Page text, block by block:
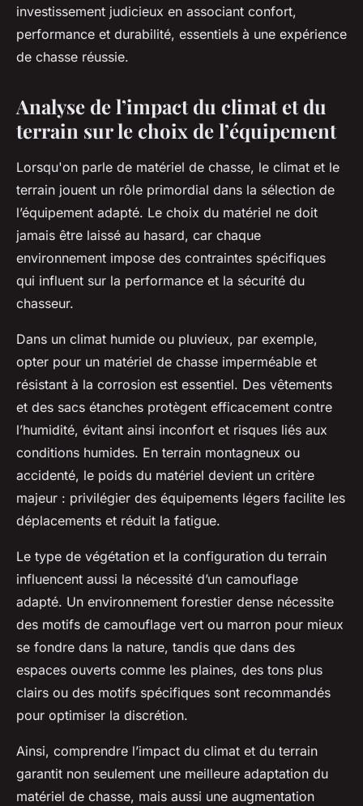
investissement judicieux en associant confort,
performance et durabilité, essentiels à une expérience
de chasse réussie.
Analyse de l’impact du climat et du
terrain sur le choix de l’équipement
Lorsqu'on parle de matériel de chasse, le climat et le
terrain jouent un rôle primordial dans la sélection de
l’équipement adapté. Le choix du matériel ne doit
jamais être laissé au hasard, car chaque
environnement impose des contraintes spécifiques
qui influent sur la performance et la sécurité du
chasseur.
Dans un climat humide ou pluvieux, par exemple,
opter pour un matériel de chasse imperméable et
résistant à la corrosion est essentiel. Des vêtements
et des sacs étanches protègent efficacement contre
l’humidité, évitant ainsi inconfort et risques liés aux
conditions humides. En terrain montagneux ou
accidenté, le poids du matériel devient un critère
majeur : privilégier des équipements légers facilite les
déplacements et réduit la fatigue.
Le type de végétation et la configuration du terrain
influencent aussi la nécessité d’un camouflage
adapté. Un environnement forestier dense nécessite
des motifs de camouflage vert ou marron pour mieux
se fondre dans la nature, tandis que dans des
espaces ouverts comme les plaines, des tons plus
clairs ou des motifs spécifiques sont recommandés
pour optimiser la discrétion.
Ainsi, comprendre l’impact du climat et du terrain
garantit non seulement une meilleure adaptation du
matériel de chasse, mais aussi une augmentation